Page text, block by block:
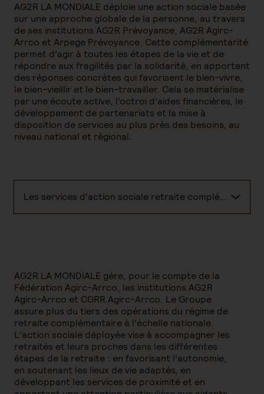
AG2R LA MONDIALE déploie une action sociale basée
sur une approche globale de la personne, au travers
de ses institutions AG2R Prévoyance, AG2R Agirc-
Arrco et Arpege Prévoyance. Cette complémentarité
permet d’agir à toutes les étapes de la vie et de
répondre aux fragilités par la solidarité, en apportant
des réponses concrètes qui favorisent le bien-vivre,
le bien-vieillir et le bien-travailler. Cela se matérialise
par une écoute active, l’octroi d’aides financières, le
développement de partenariats et la mise à
disposition de services au plus près des besoins, au
niveau national et régional.
Les services d'action sociale retraite complémentaire(AG2R Agirc-Arrco)
AG2R LA MONDIALE gère, pour le compte de la
Fédération Agirc-Arrco, les institutions AG2R
Agirc-Arrco et CGRR Agirc-Arrco. Le Groupe
assure plus du tiers des opérations du régime de
retraite complémentaire à l’échelle nationale.
L’action sociale déployée vise à accompagner les
retraités et leurs proches dans les différentes
étapes de la retraite : en favorisant l’autonomie,
en soutenant les lieux de vie adaptés, en
développant les services de proximité et en